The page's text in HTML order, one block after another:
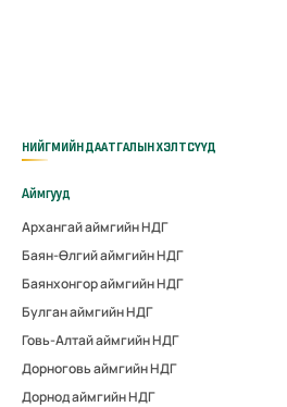
НИЙГМИЙН ДААТГАЛЫН ХЭЛТСҮҮД
Аймгууд
Архангай аймгийн НДГ
Баян-Өлгий аймгийн НДГ
Баянхонгор аймгийн НДГ
Булган аймгийн НДГ
Говь-Алтай аймгийн НДГ
Дорноговь аймгийн НДГ
Дорнод аймгийн НДГ